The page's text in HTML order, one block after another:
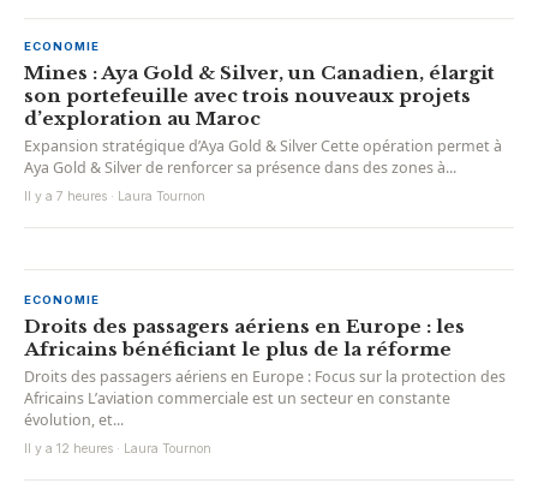
ECONOMIE
Mines : Aya Gold & Silver, un Canadien, élargit
son portefeuille avec trois nouveaux projets
d’exploration au Maroc
Expansion stratégique d’Aya Gold & Silver Cette opération permet à
Aya Gold & Silver de renforcer sa présence dans des zones à...
Il y a 7 heures · Laura Tournon
ECONOMIE
Droits des passagers aériens en Europe : les
Africains bénéficiant le plus de la réforme
Droits des passagers aériens en Europe : Focus sur la protection des
Africains L’aviation commerciale est un secteur en constante
évolution, et...
Il y a 12 heures · Laura Tournon